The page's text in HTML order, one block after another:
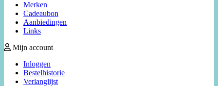
Merken
Cadeaubon
Aanbiedingen
Links
Mijn account
Inloggen
Bestelhistorie
Verlanglijst